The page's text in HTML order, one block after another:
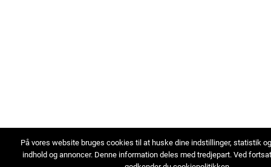
På vores website bruges cookies til at huske dine indstillinger, statistik
indhold og annoncer. Denne information deles med tredjepart. Ved